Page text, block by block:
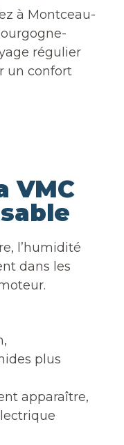
à Montceau-
régulier
un confort
VMC
l’humidité
dans les
plus
apparaître,